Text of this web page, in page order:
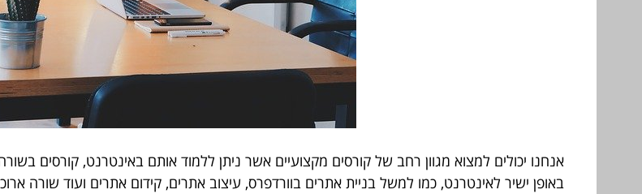
אנחנו יכולים למצוא מגוון רחב של קורסים מקצועיים אשר ניתן ללמוד אותם באינטרנט, קורסים
באופן ישיר לאינטרנט, כמו למשל בניית אתרים בוורדפרס, עיצוב אתרים, קידום אתרים ועוד שורה